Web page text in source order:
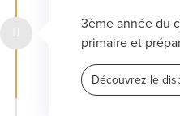
3ème année du
primaire et
Découvrez le